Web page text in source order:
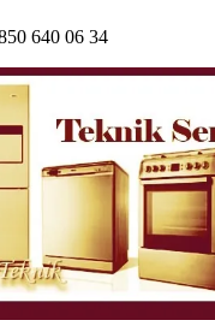
640 06 34